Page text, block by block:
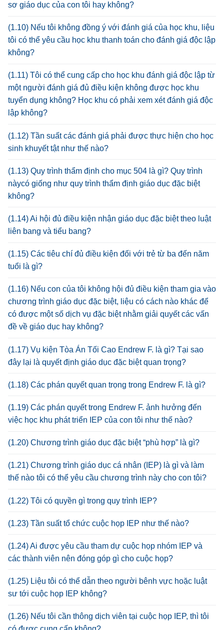
sơ giáo dục của con tôi hay không?
(1.10) Nếu tôi không đồng ý với đánh giá của học khu, liệu
tôi có thể yêu cầu học khu thanh toán cho đánh giá độc lập
không?
(1.11) Tôi có thể cung cấp cho học khu đánh giá độc lập từ
một người đánh giá đủ điều kiện không được học khu
tuyển dụng không? Học khu có phải xem xét đánh giá độc
lập không?
(1.12) Tần suất các đánh giá phải được thực hiện cho học
sinh khuyết tật như thế nào?
(1.13) Quy trình thẩm định cho mục 504 là gì? Quy trình
nàycó giống như quy trình thẩm định giáo dục đặc biệt
không?
(1.14) Ai hội đủ điều kiện nhận giáo dục đặc biệt theo luật
liên bang và tiểu bang?
(1.15) Các tiêu chí đủ điều kiện đối với trẻ từ ba đến năm
tuổi là gì?
(1.16) Nếu con của tôi không hội đủ điều kiện tham gia vào
chương trình giáo dục đặc biệt, liệu có cách nào khác để
có được một số dịch vụ đặc biệt nhằm giải quyết các vấn
đề về giáo dục hay không?
(1.17) Vụ kiện Tòa Án Tối Cao Endrew F. là gì? Tại sao
đây lại là quyết định giáo dục đặc biệt quan trọng?
(1.18) Các phán quyết quan trọng trong Endrew F. là gì?
(1.19) Các phán quyết trong Endrew F. ảnh hưởng đến
việc học khu phát triển IEP của con tôi như thế nào?
(1.20) Chương trình giáo dục đặc biệt “phù hợp” là gì?
(1.21) Chương trình giáo dục cá nhân (IEP) là gì và làm
thế nào tôi có thể yêu cầu chương trình này cho con tôi?
(1.22) Tôi có quyền gì trong quy trình IEP?
(1.23) Tần suất tổ chức cuộc họp IEP như thế nào?
(1.24) Ai được yêu cầu tham dự cuộc họp nhóm IEP và
các thành viên nên đóng góp gì cho cuộc họp?
(1.25) Liệu tôi có thể dẫn theo người bênh vực hoặc luật
sư tới cuộc họp IEP không?
(1.26) Nếu tôi cần thông dịch viên tại cuộc họp IEP, thì tôi